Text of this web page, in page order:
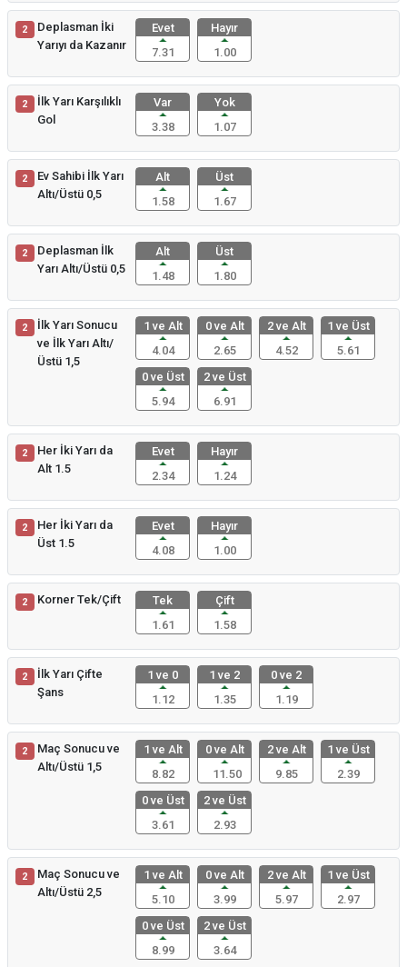
2
Deplasman İki
Yarıyı da Kazanır
Evet
7.31
Hayır
1.00
2
İlk Yarı Karşılıklı
Gol
Var
3.38
Yok
1.07
2
Ev Sahibi İlk Yarı
Altı/Üstü 0,5
Alt
1.58
Üst
1.67
2
Deplasman İlk
Yarı Altı/Üstü 0,5
Alt
1.48
Üst
1.80
2
İlk Yarı Sonucu
ve İlk Yarı Altı/
Üstü 1,5
1 ve Alt
4.04
0 ve Alt
2.65
2 ve Alt
4.52
1 ve Üst
5.61
0 ve Üst
5.94
2 ve Üst
6.91
2
Her İki Yarı da
Alt 1.5
Evet
2.34
Hayır
1.24
2
Her İki Yarı da
Üst 1.5
Evet
4.08
Hayır
1.00
2 Korner Tek/Çift
Tek
1.61
Çift
1.58
2
İlk Yarı Çifte
Şans
1 ve 0
1.12
1 ve 2
1.35
0 ve 2
1.19
2
Maç Sonucu ve
Altı/Üstü 1,5
1 ve Alt
8.82
0 ve Alt
11.50
2 ve Alt
9.85
1 ve Üst
2.39
0 ve Üst
3.61
2 ve Üst
2.93
2
Maç Sonucu ve
Altı/Üstü 2,5
1 ve Alt
5.10
0 ve Alt
3.99
2 ve Alt
5.97
1 ve Üst
2.97
0 ve Üst
8.99
2 ve Üst
3.64